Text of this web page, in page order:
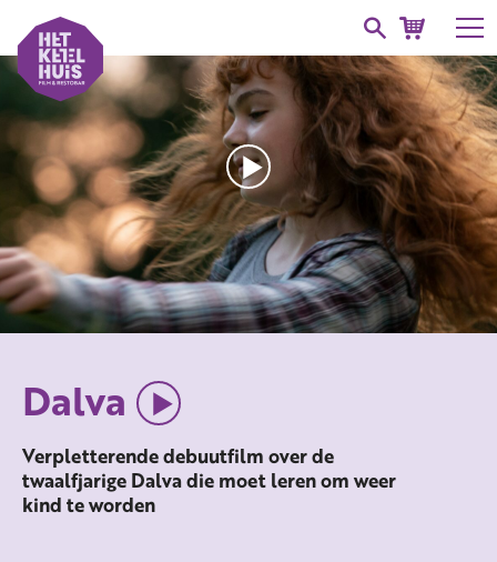
Dalva
Verpletterende debuutfilm over de
twaalfjarige Dalva die moet leren om weer
kind te worden